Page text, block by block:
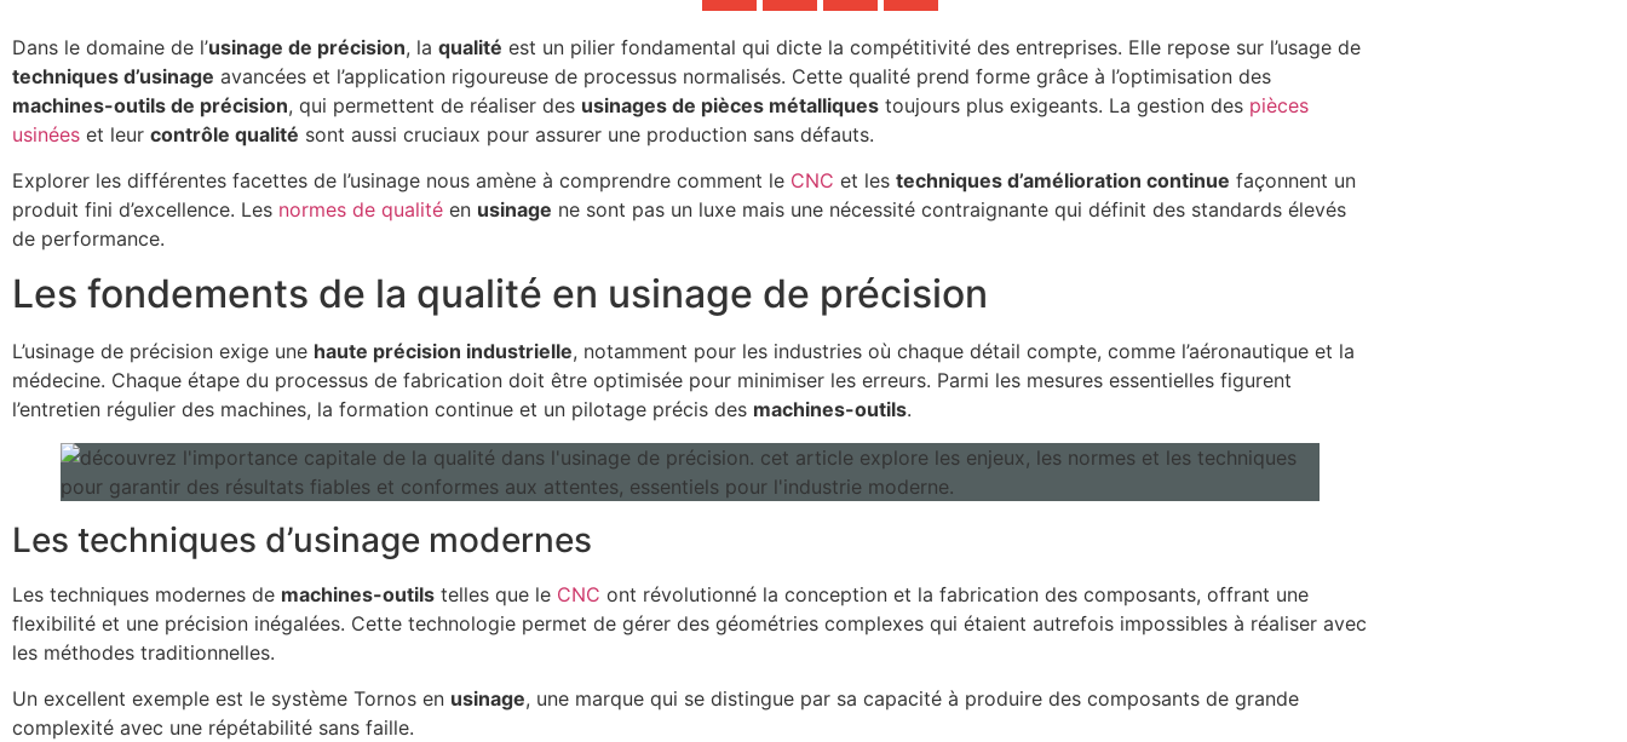
Dans le domaine de l’usinage de précision, la qualité est un pilier fondamental qui dicte la compétitivité des entreprises. Elle repose sur l’usage de
techniques d’usinage avancées et l’application rigoureuse de processus normalisés. Cette qualité prend forme grâce à l’optimisation des
machines-outils de précision, qui permettent de réaliser des usinages de pièces métalliques toujours plus exigeants. La gestion des pièces
usinées et leur contrôle qualité sont aussi cruciaux pour assurer une production sans défauts.
Explorer les différentes facettes de l’usinage nous amène à comprendre comment le CNC et les techniques d’amélioration continue façonnent un
produit fini d’excellence. Les normes de qualité en usinage ne sont pas un luxe mais une nécessité contraignante qui définit des standards élevés
de performance.
Les fondements de la qualité en usinage de précision
L’usinage de précision exige une haute précision industrielle, notamment pour les industries où chaque détail compte, comme l’aéronautique et la
médecine. Chaque étape du processus de fabrication doit être optimisée pour minimiser les erreurs. Parmi les mesures essentielles figurent
l’entretien régulier des machines, la formation continue et un pilotage précis des machines-outils.
Les techniques d’usinage modernes
Les techniques modernes de machines-outils telles que le CNC ont révolutionné la conception et la fabrication des composants, offrant une
flexibilité et une précision inégalées. Cette technologie permet de gérer des géométries complexes qui étaient autrefois impossibles à réaliser avec
les méthodes traditionnelles.
Un excellent exemple est le système Tornos en usinage, une marque qui se distingue par sa capacité à produire des composants de grande
complexité avec une répétabilité sans faille.